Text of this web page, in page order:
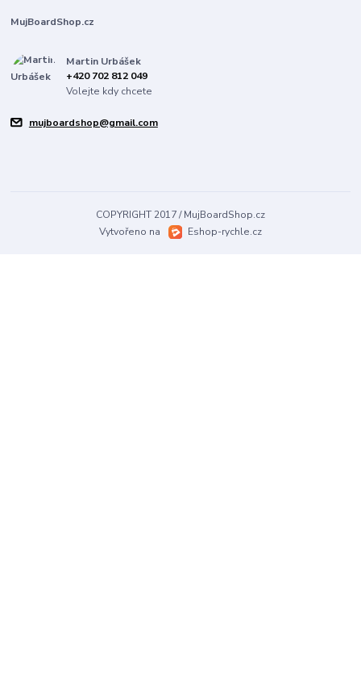
MujBoardShop.cz
Martin Urbášek
+420 702 812 049
Volejte kdy chcete
mujboardshop@gmail.com
COPYRIGHT 2017 / MujBoardShop.cz
Vytvořeno na
Eshop-rychle.cz